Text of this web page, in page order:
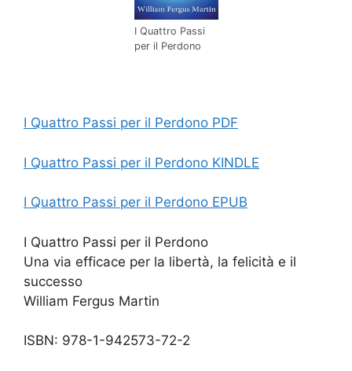
I Quattro Passi
per il Perdono
I Quattro Passi per il Perdono PDF
I Quattro Passi per il Perdono KINDLE
I Quattro Passi per il Perdono EPUB
I Quattro Passi per il Perdono
Una via efficace per la libertà, la felicità e il
successo
William Fergus Martin
ISBN: 978-1-942573-72-2